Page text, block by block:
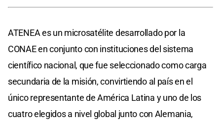
ATENEA es un microsatélite desarrollado por la
CONAE en conjunto con instituciones del sistema
científico nacional, que fue seleccionado como carga
secundaria de la misión, convirtiendo al país en el
único representante de América Latina y uno de los
cuatro elegidos a nivel global junto con Alemania,